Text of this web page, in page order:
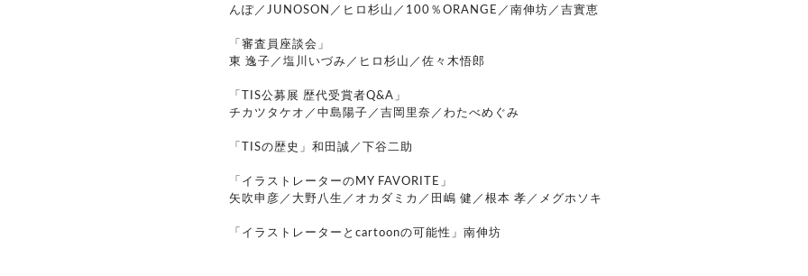
んぽ／JUNOSON／ヒロ杉山／100％ORANGE／南伸坊／吉實恵
「審査員座談会」
東 逸子／塩川いづみ／ヒロ杉山／佐々木悟郎
「TIS公募展 歴代受賞者Q&A」
チカツタケオ／中島陽子／吉岡里奈／わたべめぐみ
「TISの歴史」和田誠／下谷二助
「イラストレーターのMY FAVORITE」
矢吹申彦／大野八生／オカダミカ／田嶋 健／根本 孝／メグホソキ
「イラストレーターとcartoonの可能性」南伸坊